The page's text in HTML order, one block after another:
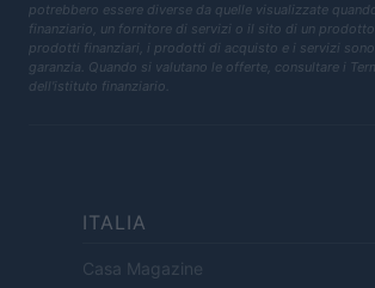
potrebbero essere diverse da quelle visualizzate
finanziario, un fornitore di servizi o il sito di un
prodotti finanziari, i prodotti di acquisto e i servizi
garanzia. Quando si valutano le offerte, consultare i
dell'istituto finanziario.
ITALIA
Casa Magazine